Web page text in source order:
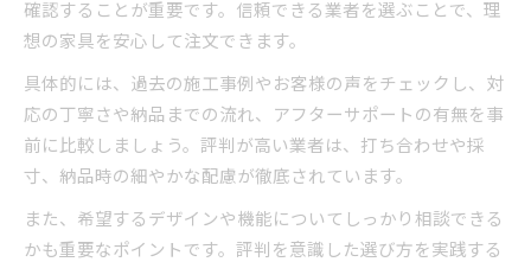
確認することが重要です。信頼できる業者を選ぶことで、理
想の家具を安心して注文できます。
具体的には、過去の施工事例やお客様の声をチェックし、対
応の丁寧さや納品までの流れ、アフターサポートの有無を事
前に比較しましょう。評判が高い業者は、打ち合わせや採
寸、納品時の細やかな配慮が徹底されています。
また、希望するデザインや機能についてしっかり相談できる
かも重要なポイントです。評判を意識した選び方を実践する